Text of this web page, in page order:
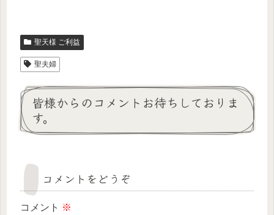
聖天様 ご利益
聖夫婦
皆様からのコメントお待ちしておりま
す。
コメントをどうぞ
コメント ※